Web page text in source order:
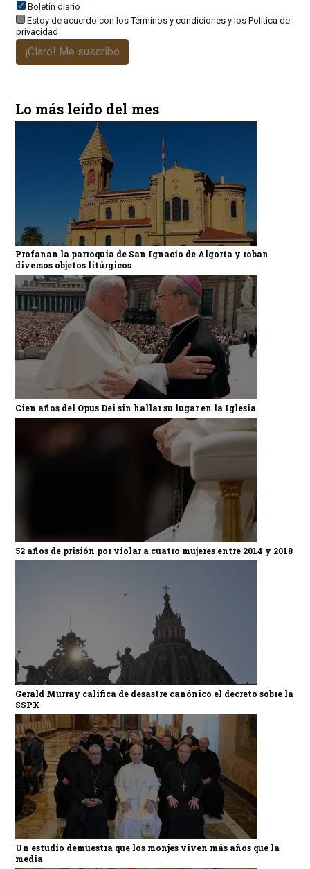
Boletín diario
Estoy de acuerdo con losTérminos y condicionesy los Política de
privacidad
¡Claro! Me suscribo
Lo más leído del mes
Profanan la parroquia de San Ignacio de Algorta y roban
diversos objetos litúrgicos
Cien años del Opus Dei sin hallar su lugar en la Iglesia
52 años de prisión por violar a cuatro mujeres entre 2014 y 2018
Gerald Murray califica de desastre canónico el decreto sobre la
SSPX
Un estudio demuestra que los monjes viven más años que la
media